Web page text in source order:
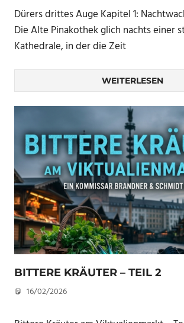
Dürers drittes Auge Kapitel 1:
Die Alte Pinakothek glich nachts einer
Kathedrale, in der die Zeit
WEITERLESEN
BITTERE KRÄUTER – TEIL 2
16/02/2026